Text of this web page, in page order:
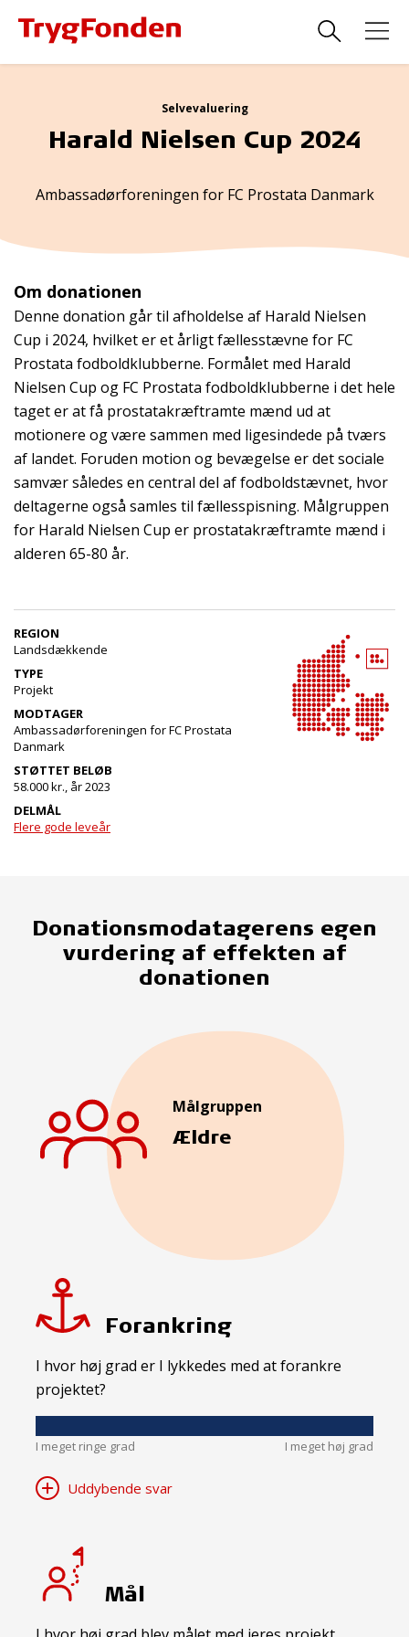
Selvevaluering
Harald Nielsen Cup 2024
Ambassadørforeningen for FC Prostata Danmark
Om donationen
Denne donation går til afholdelse af Harald Nielsen
Cup i 2024, hvilket er et årligt fællesstævne for FC
Prostata fodboldklubberne. Formålet med Harald
Nielsen Cup og FC Prostata fodboldklubberne i det hele
taget er at få prostatakræftramte mænd ud at
motionere og være sammen med ligesindede på tværs
af landet. Foruden motion og bevægelse er det sociale
samvær således en central del af fodboldstævnet, hvor
deltagerne også samles til fællesspisning. Målgruppen
for Harald Nielsen Cup er prostatakræftramte mænd i
alderen 65-80 år.
REGION
Landsdækkende
TYPE
Projekt
MODTAGER
Ambassadørforeningen for FC Prostata
Danmark
STØTTET BELØB
58.000 kr., år 2023
DELMÅL
Flere gode leveår
Donationsmodatagerens egen
vurdering af effekten af
donationen
Målgruppen
Ældre
Forankring
I hvor høj grad er I lykkedes med at forankre
projektet?
I meget ringe grad I meget høj grad
Uddybende svar
Mål